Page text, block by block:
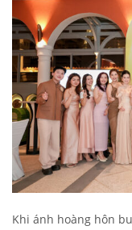
Khi ánh hoàng hôn